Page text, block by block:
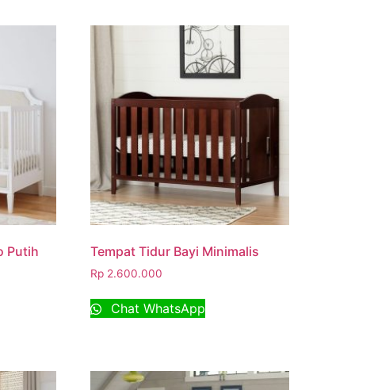
Putih Tempat Tidur Bayi Minimalis
Rp 2.600.000
Chat WhatsApp